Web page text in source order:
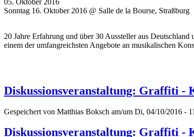
Sonntag 16. Oktober 2016 @ Salle de la Bourse, Straßburg
20 Jahre Erfahrung und über 30 Aussteller aus
einem der umfangreichsten Angebote an musikalischen
Diskussionsveranstaltung: Graffiti -
Gespeichert von Matthias Boksch am/um Di, 04/10/2016 -
Diskussionsveranstaltung: Graffiti -